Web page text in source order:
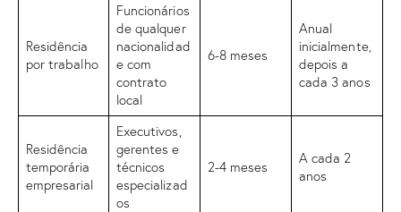
Residência
por trabalho
Funcionários
de qualquer
nacionalidad
e com
contrato
local
6-8 meses
Anual
inicialmente,
depois a
cada 3 anos
Residência
temporária
empresarial
Executivos,
gerentes e
técnicos
especializad
os
2-4 meses
A cada 2
anos